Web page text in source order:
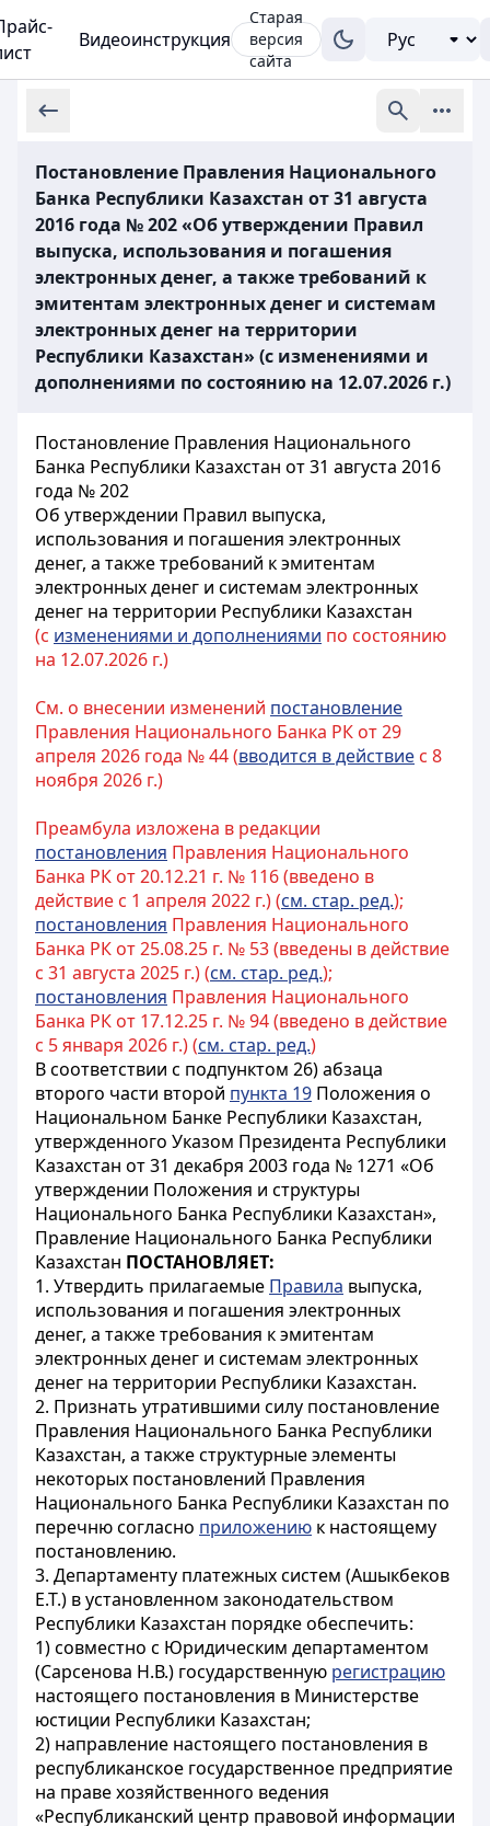
Видеоинструкция
Старая
версия
сайта
Постановление Правления Национального
Банка Республики Казахстан от 31 августа
2016 года № 202 «Об утверждении Правил
выпуска, использования и погашения
электронных денег, а также требований к
эмитентам электронных денег и системам
электронных денег на территории
Республики Казахстан» (с изменениями и
дополнениями по состоянию на 12.07.2026 г.)
Постановление Правления Национального
Банка Республики Казахстан от 31 августа 2016
года № 202
Об утверждении Правил выпуска,
использования и погашения электронных
денег, а также требований к эмитентам
электронных денег и системам электронных
денег на территории Республики Казахстан
(с изменениями и дополнениями по состоянию
на 12.07.2026 г.)
См. о внесении изменений постановление
Правления Национального Банка РК от 29
апреля 2026 года № 44 (вводится в действие с 8
ноября 2026 г.)
Преамбула изложена в редакции
постановления Правления Национального
Банка РК от 20.12.21 г. № 116 (введено в
действие с 1 апреля 2022 г.) (см. стар. ред.);
постановления Правления Национального
Банка РК от 25.08.25 г. № 53 (введены в действие
с 31 августа 2025 г.) (см. стар. ред.);
постановления Правления Национального
Банка РК от 17.12.25 г. № 94 (введено в действие
с 5 января 2026 г.) (см. стар. ред.)
В соответствии с подпунктом 26) абзаца
второго части второй пункта 19 Положения о
Национальном Банке Республики Казахстан,
утвержденного Указом Президента Республики
Казахстан от 31 декабря 2003 года № 1271 «Об
утверждении Положения и структуры
Национального Банка Республики Казахстан»,
Правление Национального Банка Республики
Казахстан ПОСТАНОВЛЯЕТ:
1. Утвердить прилагаемые Правила выпуска,
использования и погашения электронных
денег, а также требования к эмитентам
электронных денег и системам электронных
денег на территории Республики Казахстан.
2. Признать утратившими силу постановление
Правления Национального Банка Республики
Казахстан, а также структурные элементы
некоторых постановлений Правления
Национального Банка Республики Казахстан по
перечню согласно приложению к настоящему
постановлению.
3. Департаменту платежных систем (Ашыкбеков
Е.Т.) в установленном законодательством
Республики Казахстан порядке обеспечить:
1) совместно с Юридическим департаментом
(Сарсенова Н.В.) государственную регистрацию
настоящего постановления в Министерстве
юстиции Республики Казахстан;
2) направление настоящего постановления в
республиканское государственное предприятие
на праве хозяйственного ведения
«Республиканский центр правовой информации